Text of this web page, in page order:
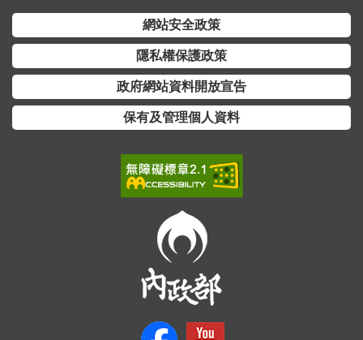
常
答
網站安全政策
隱私權保護政策
政府網站資料開放宣告
保有及管理個人資料